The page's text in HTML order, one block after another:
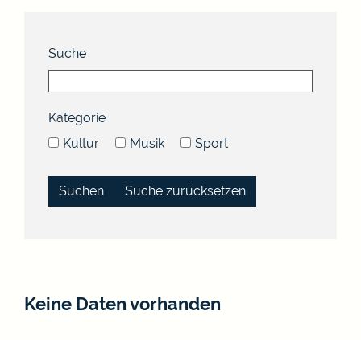
Suche
Kategorie
Kultur
Musik Sport
Suche zurücksetzen
Keine Daten vorhanden